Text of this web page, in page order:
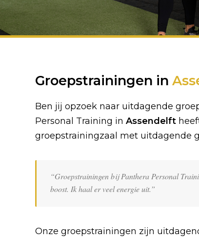
Groepstrainingen in
Ben jij opzoek naar uitdagende
Personal Training in Assendelft
groepstrainingzaal met uitdagende
“Groepstrainingen bij Panthera Personal
boost. Ik haal er veel energie uit.”
Onze groepstrainingen zijn